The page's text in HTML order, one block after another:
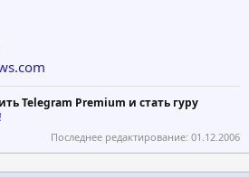
Telegram Premium и стать гуру
Последнее редактирование: 01.12.2006